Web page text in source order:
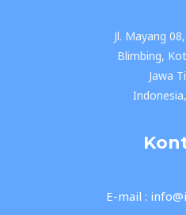
Jl. Mayang
Blimbing,
Jawa
E-mail :